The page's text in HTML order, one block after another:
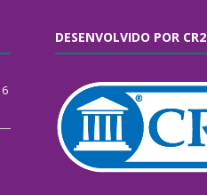
6
DESENVOLVIDO POR CR2